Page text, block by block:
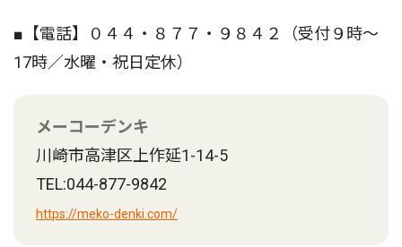
■【電話】０４４・８７７・９８４２（受付９時〜
17時／水曜・祝日定休）
メーコーデンキ
川崎市高津区上作延1-14-5
TEL:044-877-9842
https://meko-denki.com/